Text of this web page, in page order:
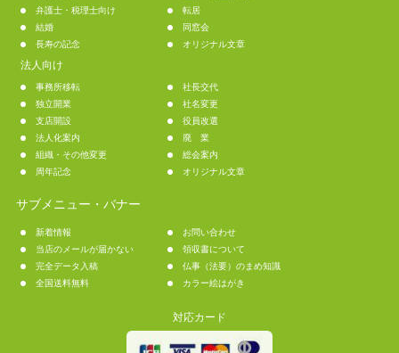
弁護士・税理士向け
転居
結婚
同窓会
長寿の記念
オリジナル文章
法人向け
事務所移転
社長交代
独立開業
社名変更
支店開設
役員改選
法人化案内
廃 業
組織・その他変更
総会案内
周年記念
オリジナル文章
サブメニュー・バナー
新着情報
お問い合わせ
当店のメールが届かない
領収書について
完全データ入稿
仏事（法要）のまめ知識
全国送料無料
カラー絵はがき
対応カード